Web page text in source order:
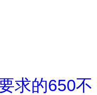
求的650不